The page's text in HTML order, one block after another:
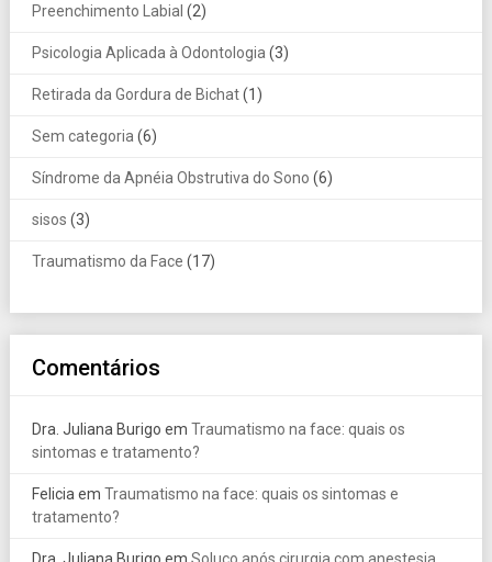
Preenchimento Labial (2)
Psicologia Aplicada à Odontologia (3)
Retirada da Gordura de Bichat(1)
Sem categoria (6)
Síndrome da Apnéia Obstrutiva do Sono (6)
sisos (3)
Traumatismo da Face (17)
Comentários
Dra. Juliana Burigo em Traumatismo na face: quais os
sintomas e tratamento?
Felicia em Traumatismo na face: quais os sintomas e
tratamento?
Dra. Juliana Burigo em Soluço após cirurgia com anestesia